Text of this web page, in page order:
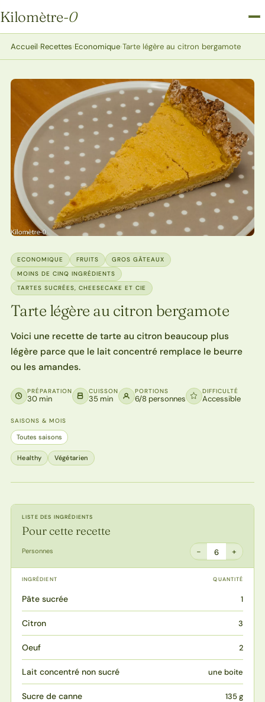
Kilomètre-0
Kilomètre-0
Accueil›Recettes›Economique›Tarte légère au citron bergamote
ECONOMIQUE FRUITS
GROS GÂTEAUX
MOINS DE CINQ INGRÉDIENTS
TARTES SUCRÉES, CHEESECAKE ET CIE
Tarte légère au citron bergamote
Voici une recette de tarte au citron beaucoup plus
légère parce que le lait concentré remplace le beurre
ou les amandes.
PRÉPARATION
30 min
CUISSON
35 min
PORTIONS
6/8 personnes
DIFFICULTÉ
Accessible
SAISONS & MOIS
Toutes saisons
Healthy Végétarien
LISTE DES INGRÉDIENTS
Pour cette recette
Personnes − 6 +
INGRÉDIENT QUANTITÉ
Pâte sucrée 1
Citron 3
Oeuf 2
Lait concentré non sucré une boite
Sucre de canne 135 g